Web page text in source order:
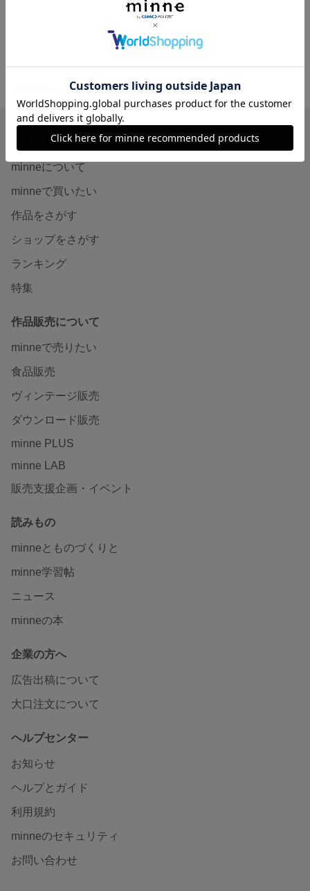
展示中
*joue's gallery* の作品一覧
minneを知る
minneについて
minneで買いたい
作品をさがす
ショップをさがす
ランキング
特集
作品販売について
minneで売りたい
食品販売
ヴィンテージ販売
ダウンロード販売
minne PLUS
minne LAB
販売支援企画・イベント
読みもの
minneとものづくりと
minne学習帖
ニュース
minneの本
企業の方へ
広告出稿について
大口注文について
ヘルプセンター
お知らせ
ヘルプとガイド
利用規約
minneのセキュリティ
お問い合わせ